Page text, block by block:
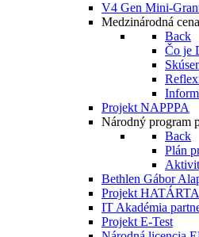
V4 Gen Mini-
Medzinárodná
Back
Čo je
Projekt NAPPPA
Národný program
Back
Plán
Bethlen Gábor
Projekt
IT Akadémia
Projekt E-Test